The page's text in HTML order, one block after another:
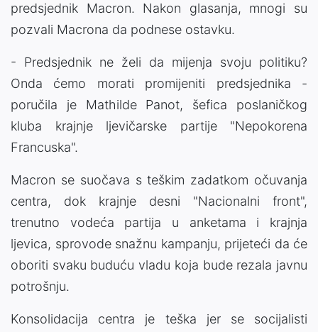
predsjednik Macron. Nakon glasanja, mnogi su
pozvali Macrona da podnese ostavku.
- Predsjednik ne želi da mijenja svoju politiku?
Onda ćemo morati promijeniti predsjednika -
poručila je Mathilde Panot, šefica poslaničkog
kluba krajnje ljevičarske partije "Nepokorena
Francuska".
Macron se suočava s teškim zadatkom očuvanja
centra, dok krajnje desni "Nacionalni front",
trenutno vodeća partija u anketama i krajnja
ljevica, sprovode snažnu kampanju, prijeteći da će
oboriti svaku buduću vladu koja bude rezala javnu
potrošnju.
Konsolidacija centra je teška jer se socijalisti